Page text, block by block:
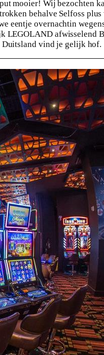
mooier! Wij bezochten
behalve Selfoss plus
eentje overnachtin
LEGOLAND afwisselend
Duitsland vind je gelijk hof.